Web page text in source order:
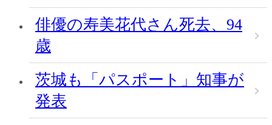
俳優の寿美花代さん死去、94
歳
茨城も「パスポート」知事が
発表